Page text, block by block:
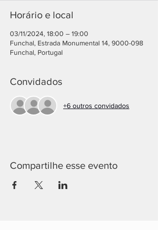
Horário e local
03/11/2024, 18:00 – 19:00
Funchal, Estrada Monumental 14, 9000-098
Funchal, Portugal
Convidados
+6 outros convidados
Compartilhe esse evento